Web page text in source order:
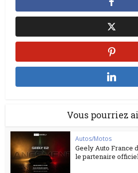
Vous pourriez
Autos/Motos
Geely Auto France
le partenaire